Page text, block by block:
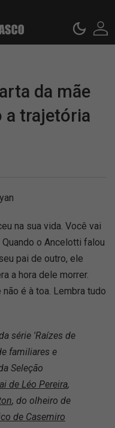
da mãe
a trajetória
na sua vida. Você vai
o Ancelotti falou
pai de outro, ele
a hora dele morrer.
é à toa. Lembra tudo
série 'Raízes de
familiares e
Seleção
de Léo Pereira,
, do olheiro de
de Casemiro